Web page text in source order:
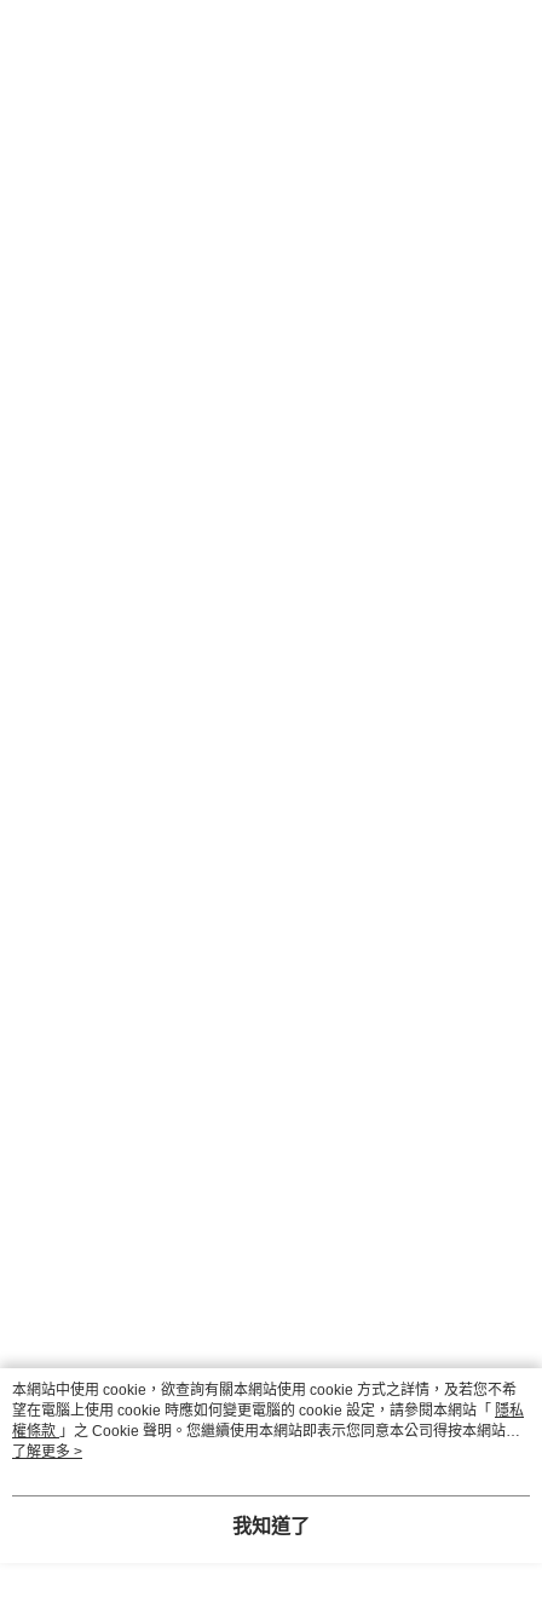
本網站中使用 cookie，欲查詢有關本網站使用 cookie 方式之詳情，及若您不希
望在電腦上使用 cookie 時應如何變更電腦的 cookie 設定，請參閱本網站「 隱私
權條款 」之 Cookie 聲明。您繼續使用本網站即表示您同意本公司得按本網站使
用條款之 Cookie 聲明使用 cookie。
了解更多 >
我知道了